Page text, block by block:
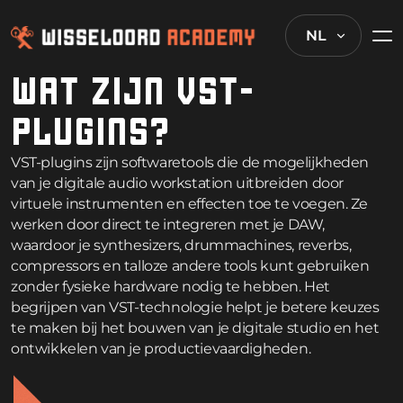
NL
WAT ZIJN VST-
PLUGINS?
VST-plugins zijn softwaretools die de mogelijkheden
van je digitale audio workstation uitbreiden door
virtuele instrumenten en effecten toe te voegen. Ze
werken door direct te integreren met je DAW,
waardoor je synthesizers, drummachines, reverbs,
compressors en talloze andere tools kunt gebruiken
zonder fysieke hardware nodig te hebben. Het
begrijpen van VST-technologie helpt je betere keuzes
te maken bij het bouwen van je digitale studio en het
ontwikkelen van je productievaardigheden.